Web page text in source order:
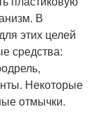
В
этих целей
средства:
Некоторые
отмычки.